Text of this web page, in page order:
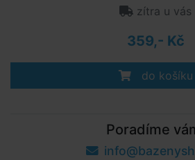
zítra u vás
359,- Kč
do košíku
Poradíme